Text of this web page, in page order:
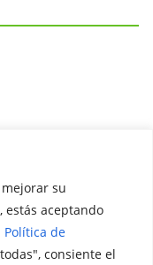
su
estás aceptando
Política de
consiente el